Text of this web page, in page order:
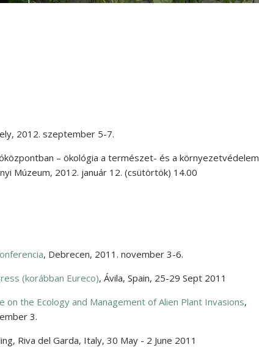
, 2012. szeptember 5-7.
– ökológia a természet- és a környezetvédelem
Múzeum, 2012. január 12. (csütörtök) 14.00
, Debrecen, 2011. november 3-6.
(korábban Eureco), Ávila, Spain, 25-29 Sept 2011
on the Ecology and Management of Alien Plant Invasions,
3.
, Riva del Garda, Italy, 30 May - 2 June 2011